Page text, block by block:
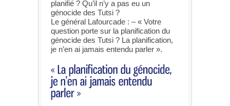
planifié ? Qu’il n’y a pas eu un
génocide des Tutsi ?
Le général Lafourcade : – « Votre
question porte sur la planification du
génocide des Tutsi ? La planification,
je n’en ai jamais entendu parler ».